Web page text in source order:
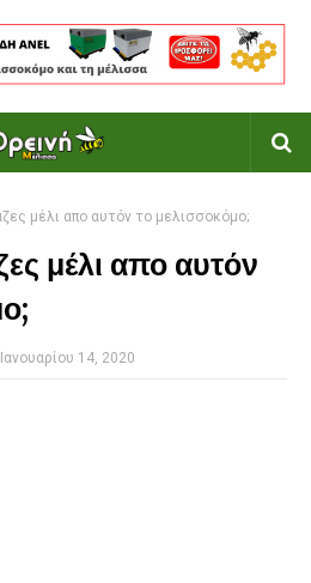
μέλι απο αυτόν το μελισσοκόμο;
μέλι απο αυτόν
14, 2020